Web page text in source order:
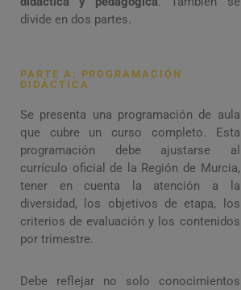
divide en dos partes.
PARTE A: PROGRAMACIÓN
DIDÁCTICA
Se presenta una programación de aula
que cubre un curso completo. Esta
programación debe ajustarse al
currículo oficial de la Región de Murcia,
tener en cuenta la atención a la
diversidad, los objetivos de etapa, los
criterios de evaluación y los contenidos
por trimestre.
Debe reflejar no solo conocimientos